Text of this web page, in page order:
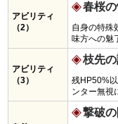
アビリティ
（2）
春桜
自身の特殊
味方への魅
アビリティ
（3）
枝先
残HP50%
ンター無視
撃破